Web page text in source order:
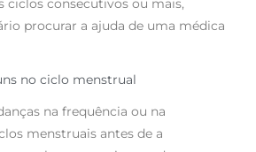
ciclos consecutivos ou mais,
procurar a ajuda de uma médica
no ciclo menstrual
na frequência ou na
menstruais antes de a